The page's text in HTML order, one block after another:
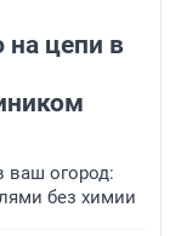
цепи в
ваш огород:
без химии